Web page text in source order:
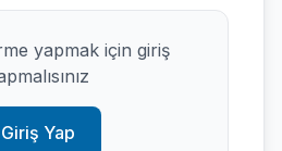
yapmak için giriş
Giriş Yap